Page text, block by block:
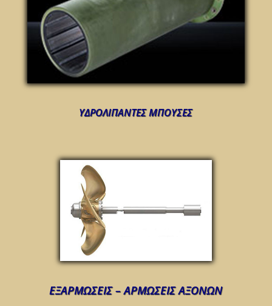
ΥΔΡΟΛΙΠΑΝΤΕΣ ΜΠΟΥΣΕΣ
ΕΞΑΡΜΩΣΕΙΣ – ΑΡΜΩΣΕΙΣ ΑΞΟΝΩΝ